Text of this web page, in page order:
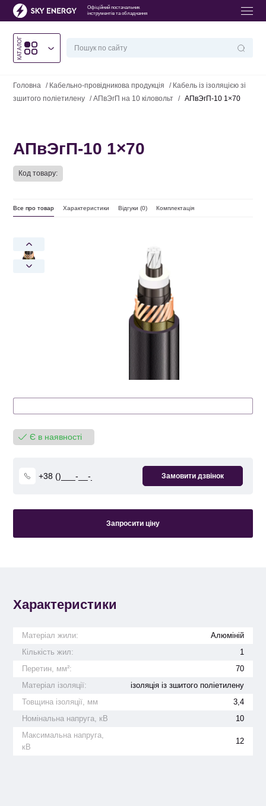
Офіційний постачальник
інструментів та обладнання
КАТАЛОГ
Головна / Кабельно-провідникова продукція / Кабель із ізоляцією зі
зшитого поліетилену /АПвЭгП на 10 кіловольт / АПвЭгП-10 1×70
АПвЭгП-10 1×70
Код товару:
Все про товар Характеристики Відгуки (0) Комплектація
Є в наявності
Запросити ціну
Характеристики
Матеріал жили:
Алюміній
Кількість жил:
1
Перетин, мм²:
70
Матеріал ізоляції:
ізоляція із зшитого поліетилену
Товщина ізоляції, мм
3,4
Номінальна напруга, кВ
10
Максимальна напруга,
кВ
12